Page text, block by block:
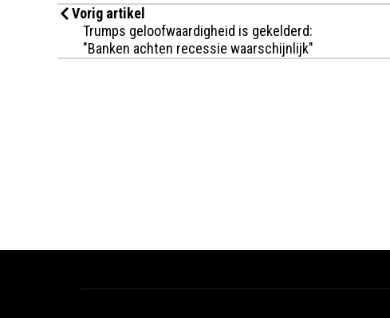
Vorig artikel
Trumps geloofwaardigheid is gekelderd:
"Banken achten recessie waarschijnlijk"